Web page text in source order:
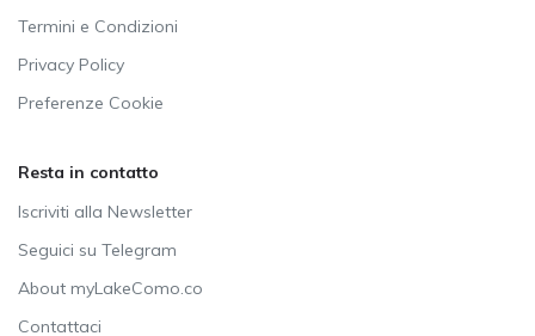
Termini e Condizioni
Privacy Policy
Preferenze Cookie
Resta in contatto
Iscriviti alla Newsletter
Seguici su Telegram
About myLakeComo.co
Contattaci